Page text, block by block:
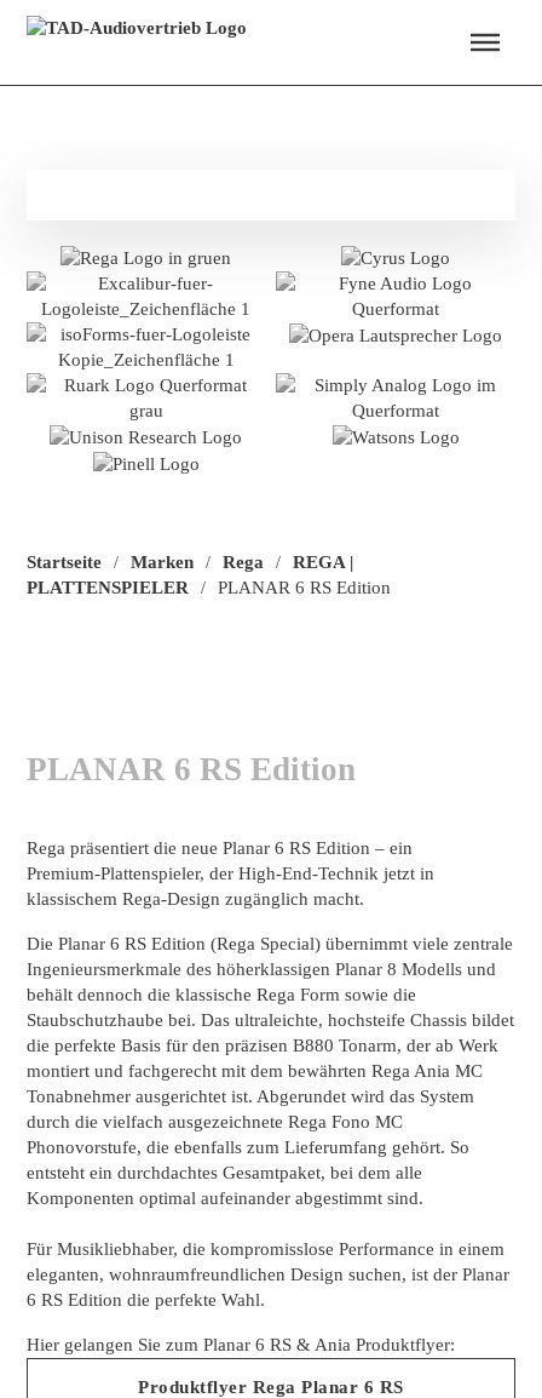
Menü überspringen
Startseite / Marken / Rega /
REGA |
PLATTENSPIELER
/ PLANAR 6 RS Edition
PLANAR 6 RS Edition
Rega präsentiert die neue Planar 6 RS Edition – ein
Premium‑Plattenspieler, der High‑End‑Technik jetzt in
klassischem Rega‑Design zugänglich macht.
Die Planar 6 RS Edition (Rega Special) übernimmt viele zentrale
Ingenieursmerkmale des höherklassigen Planar 8 Modells und
behält dennoch die klassische Rega Form sowie die
Staubschutzhaube bei. Das ultraleichte, hochsteife Chassis bildet
die perfekte Basis für den präzisen B880 Tonarm, der ab Werk
montiert und fachgerecht mit dem bewährten Rega Ania MC
Tonabnehmer ausgerichtet ist. Abgerundet wird das System
durch die vielfach ausgezeichnete Rega Fono MC
Phonovorstufe, die ebenfalls zum Lieferumfang gehört. So
entsteht ein durchdachtes Gesamtpaket, bei dem alle
Komponenten optimal aufeinander abgestimmt sind.
Für Musikliebhaber, die kompromisslose Performance in einem
eleganten, wohnraumfreundlichen Design suchen, ist der Planar
6 RS Edition die perfekte Wahl.
Hier gelangen Sie zum Planar 6 RS & Ania Produktflyer:
Produktflyer Rega Planar 6 RS